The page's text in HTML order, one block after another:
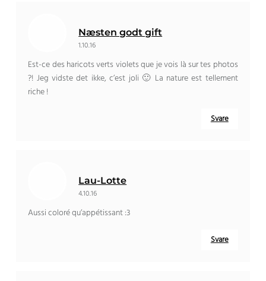
Næsten godt gift
1.10.16
Est-ce des haricots verts violets que je vois là sur tes photos
?! Jeg vidste det ikke,c’est joli 🙂 La nature est tellement
riche!
Svare
Lau-Lotte
4.10.16
Aussi coloré qu’appétissant:3
Svare